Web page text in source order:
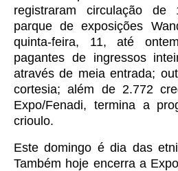
registraram circulação de
parque de exposições
quinta-feira, 11, até
pagantes de ingressos
através de meia entrada;
cortesia; além de 2.772
Expo/Fenadi, termina a
crioulo.
Este domingo é dia das
Também hoje encerra a